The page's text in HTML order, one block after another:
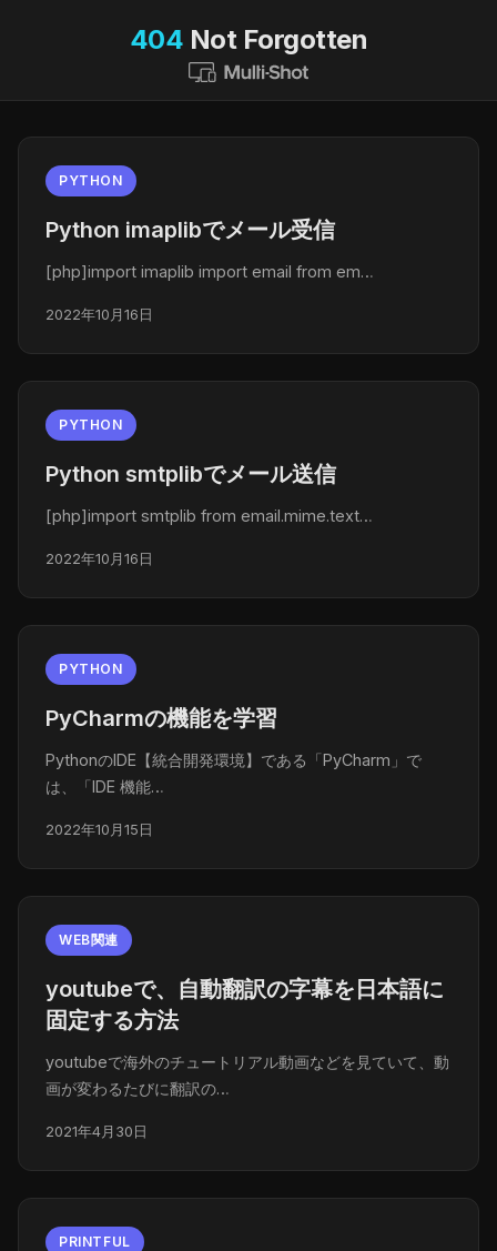
404 Not Forgotten
PYTHON
Python imaplibでメール受信
[php]import imaplib import email from em…
2022年10月16日
PYTHON
Python smtplibでメール送信
[php]import smtplib from email.mime.text…
2022年10月16日
PYTHON
PyCharmの機能を学習
PythonのIDE【統合開発環境】である「PyCharm」で
は、「IDE 機能…
2022年10月15日
WEB関連
youtubeで、自動翻訳の字幕を日本語に
固定する方法
youtubeで海外のチュートリアル動画などを見ていて、動
画が変わるたびに翻訳の…
2021年4月30日
PRINTFUL